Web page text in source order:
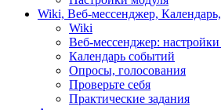
Wiki, Веб-мессенджер,
Wiki
Веб-мессенджер:
Календарь событий
Опросы, голосования
Проверьте себя
Практические задания